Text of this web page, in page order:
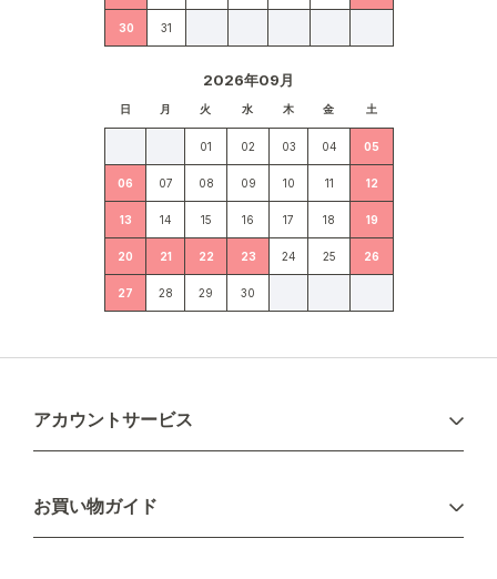
30 31
2026年09月
日 月 火 水 木 金 土
01 02 03 04 05
06 07 08 09 10 11 12
13 14 15 16 17 18 19
20 21 22 23 24 25 26
27 28 29 30
アカウントサービス
新規会員登録
お買い物ガイド